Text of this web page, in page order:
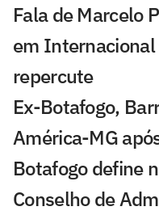
Fala de Marcelo
em
repercute
Ex-Botafogo,
América-MG
Botafogo define
Conselho de